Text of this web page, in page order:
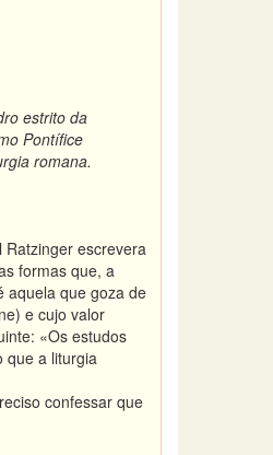
estrito da
Pontífice
romana.
Ratzinger escrevera
formas que, a
aquela que goza de
e cujo valor
«Os estudos
que a liturgia
confessar que